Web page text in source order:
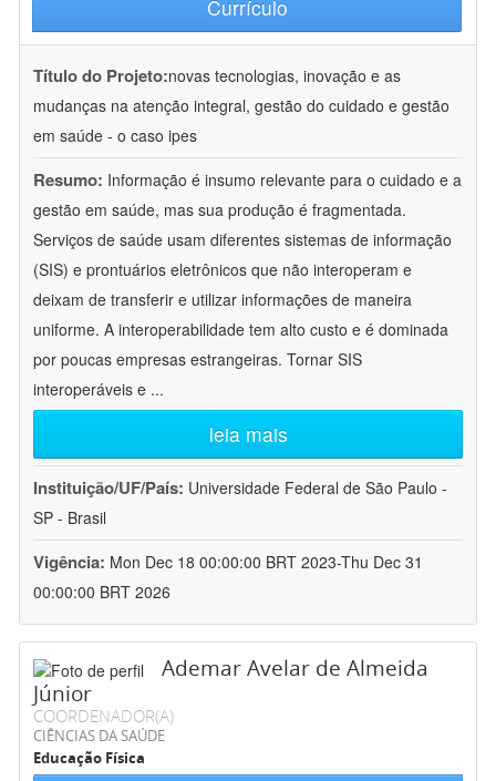
Currículo
Título do Projeto:novas tecnologias, inovação e as
mudanças na atenção integral, gestão do cuidado e gestão
em saúde - o caso ipes
Resumo: Informação é insumo relevante para o cuidado e a
gestão em saúde, mas sua produção é fragmentada.
Serviços de saúde usam diferentes sistemas de informação
(SIS) e prontuários eletrônicos que não interoperam e
deixam de transferir e utilizar informações de maneira
uniforme. A interoperabilidade tem alto custo e é dominada
por poucas empresas estrangeiras. Tornar SIS
interoperáveis e ...
leia mais
Instituição/UF/País: Universidade Federal de São Paulo -
SP - Brasil
Vigência: Mon Dec 18 00:00:00 BRT 2023-Thu Dec 31
00:00:00 BRT 2026
Ademar Avelar de Almeida
Júnior
COORDENADOR(A)
CIÊNCIAS DA SAÚDE
Educação Física